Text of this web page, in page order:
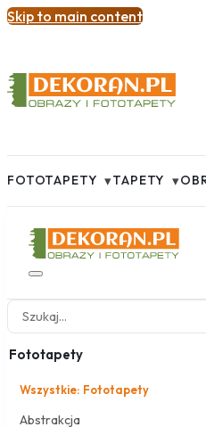
Skip to main content
FOTOTAPETY ▾TAPETY ▾
Fototapety
Wszystkie: Fototapety
Abstrakcja